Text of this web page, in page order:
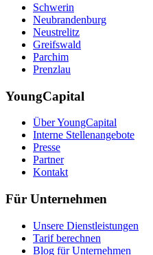
Schwerin
Neubrandenburg
Neustrelitz
Greifswald
Parchim
Prenzlau
YoungCapital
Über YoungCapital
Interne Stellenangebote
Presse
Partner
Kontakt
Für Unternehmen
Unsere Dienstleistungen
Tarif berechnen
Blog für Unternehmen